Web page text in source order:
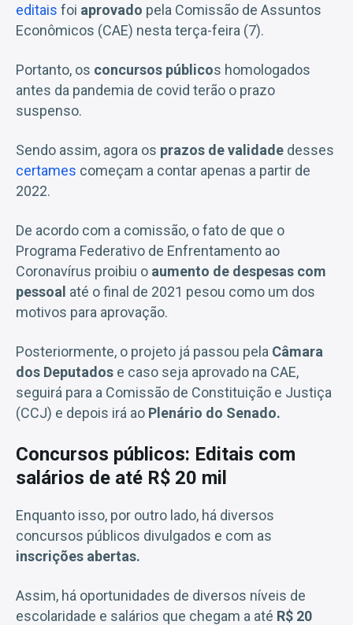
editais foi aprovado pela Comissão de Assuntos
Econômicos (CAE) nesta terça-feira (7).
Portanto, os concursos públicos homologados
antes da pandemia de covid terão o prazo
suspenso.
Sendo assim, agora os prazos de validade desses
certames começam a contar apenas a partir de
2022.
De acordo com a comissão, o fato de que o
Programa Federativo de Enfrentamento ao
Coronavírus proibiu o aumento de despesas com
pessoal até o final de 2021 pesou como um dos
motivos para aprovação.
Posteriormente, o projeto já passou pela Câmara
dos Deputados e caso seja aprovado na CAE,
seguirá para a Comissão de Constituição e Justiça
(CCJ) e depois irá ao Plenário do Senado.
Concursos públicos: Editais com
salários de até R$ 20 mil
Enquanto isso, por outro lado, há diversos
concursos públicos divulgados e com as
inscrições abertas.
Assim, há oportunidades de diversos níveis de
escolaridade e salários que chegam a até R$ 20